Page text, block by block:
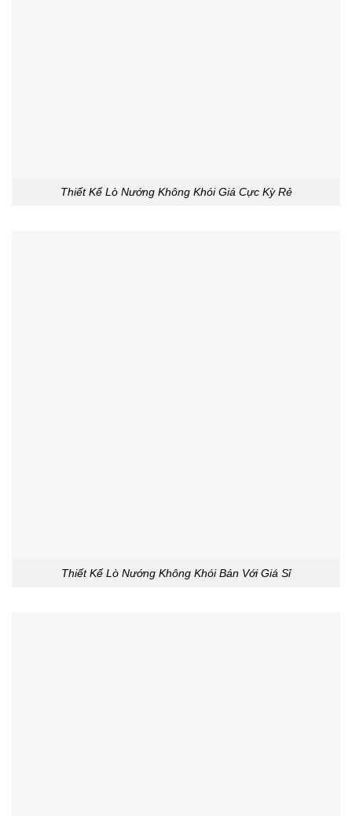
Thiết Kế Lò Nướng Không Khói Giá Cực Kỳ Rẻ
Thiết Kế Lò Nướng Không Khói Bán Với Giá Sỉ